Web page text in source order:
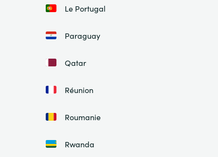
Le Portugal
Paraguay
Qatar
Réunion
Roumanie
Rwanda